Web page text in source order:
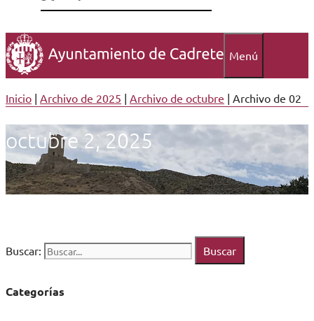
Menú
Inicio | Archivo de 2025 | Archivo de octubre | Archivo de 02
octubre 2, 2025
Buscar:
Categorías